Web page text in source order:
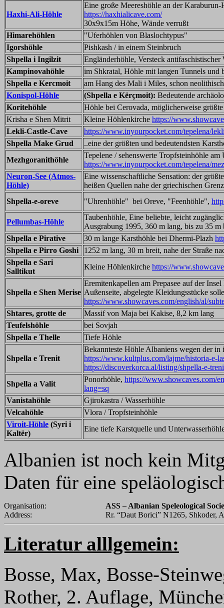
Haxhi-Ali-Höhle
Eine große Meereshöhle an der
https://haxhialicave.com/
30x9x15m Höhe, Wände verrußt
Himarehöhlen
"Uferhöhlen von Blaslochtypus"
Igorshöhle
Pishkash / in einem Steinbruch
Shpella i Ingilzit
Engländerhöhle, Versteck antifaschistischer
Kampinovahöhle
im Shkratal, Höhle mit langen Tunnels
Shpella e Kercmoit
am Hang des Mali i Miles, schon
Konispol-Höhle
(Shpella e Kërçmoit): Bedeutende
Koritehöhle
Höhle bei Cerovada, möglicherweise
Krisha e Shen Mitrit
Kleine Höhlenkirche https://
Lekli-Castle-Cave
https://www.inyourpocket.com/tepelena/
Shpella Make Grud
..eine der größten und bedeutendsten
Mezhgoranithöhle
Tepelene / sehenswerte Tropfsteinhöhle
https://www.inyourpocket.com/tepelena/
Neuron-See (Atmos-
Höhle)
Eine wissenschaftliche Sensation: der
heißen Quellen nahe der griechischen
Shpella-e-oreve
"Uhrenhöhle" bei Oreve, "Feenhöhle",
Pellumbas-Höhle
Taubenhöhle, Eine beliebte, leicht
Ausgrabung 1995, 360 m lang, bis zu 35 m
Shpella e Pirative
30 m lange Karsthöhle bei Dhermi-Plazh
Shpella e Pirro Goshi
1252 m lang, 30 m breit, nahe der Straße
Shpella e Sari
Salltikut
Kleine Höhlenkirche https://
Shpella e Shen Merise
Eremitenkapellen am Prepasee auf der
Außenseite, abgelegte Kleidungsstücke
https://www.showcaves.com/english/al/
Shtares, grotte de
Massif von Maja bei Kakise, 8,2 km lang
Teufelshöhle
bei Sovjah
Shpella e Thelle
Tiefe Höhle
Shpella e Trenit
Bekannteste Höhle Albaniens wegen der
https://www.kultplus.com/lajme/historia-e-
https://discoverkorca.al/listing/shpella-e-
Shpella a Valit
Ponorhöhle, https://www.showcaves.com/
lang=sq
Vanistahöhle
Gjirokastra / Wasserhöhle
Velcahöhle
Vlora / Tropfsteinhöhle
Viroit-Höhle (Syri i
Kaltër)
Eine tiefe Karstquelle und
Albanien ist noch kein
Daten für eine
Organisation:
ASS – Albanian Speleological
Address:
Rr. “Daut Borici” N1265, Shkoder,
Literatur alllgemein:
Bosse, Max, Bosse-
Rother, 2. Auflage,